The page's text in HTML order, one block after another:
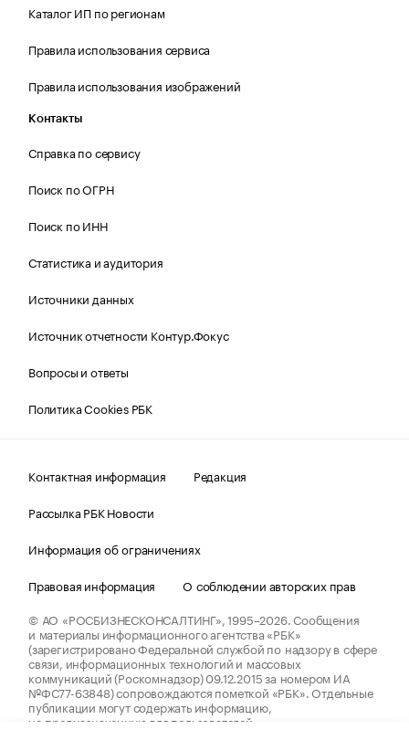
Каталог ИП по регионам
Правила использования сервиса
Правила использования изображений
Контакты
Справка по сервису
Поиск по ОГРН
Поиск по ИНН
Статистика и аудитория
Источники данных
Источник отчетности Контур.Фокус
Вопросы и ответы
Политика Cookies РБК
Контактная информация
Редакция
Рассылка РБК Новости
Информация об ограничениях
Правовая информация
О соблюдении авторских прав
© АО «РОСБИЗНЕСКОНСАЛТИНГ»,1995–2026.Сообщения
и материалы информационного агентства «РБК»
(зарегистрировано Федеральной службой по надзору в сфере
связи, информационных технологий и массовых
коммуникаций (Роскомнадзор) 09.12.2015 за номером ИА
№ФС77-63848) сопровождаются пометкой «РБК». Отдельные
публикации могут содержать информацию,
не предназначенную для пользователей